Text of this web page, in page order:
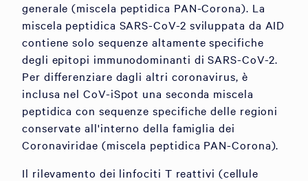
generale (miscela peptidica PAN-Corona). La
miscela peptidica SARS-CoV-2 sviluppata da AID
contiene solo sequenze altamente specifiche
degli epitopi immunodominanti di SARS-CoV-2.
Per differenziare dagli altri coronavirus, è
inclusa nel CoV-iSpot una seconda miscela
peptidica con sequenze specifiche delle regioni
conservate all'interno della famiglia dei
Coronaviridae (miscela peptidica PAN-Corona).
Il rilevamento dei linfociti T reattivi (cellule